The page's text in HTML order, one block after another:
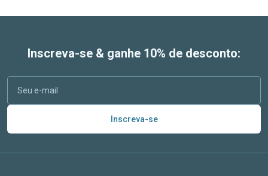
Inscreva-se & ganhe 10% de desconto:
Inscreva-se